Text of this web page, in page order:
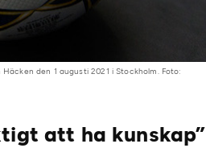
den 1 augusti 2021 i Stockholm. Foto:
att ha kunskap”